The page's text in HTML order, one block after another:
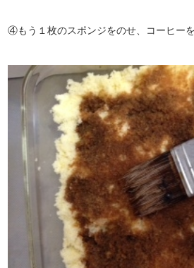
④もう１枚のスポンジをのせ、コーヒー